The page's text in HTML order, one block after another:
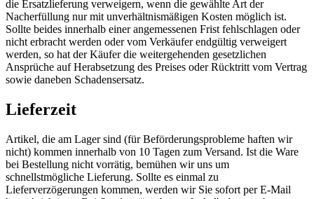
die Ersatzlieferung verweigern, wenn die gewählte Art der
Nacherfüllung nur mit unverhältnismäßigen Kosten möglich ist.
Sollte beides innerhalb einer angemessenen Frist fehlschlagen oder
nicht erbracht werden oder vom Verkäufer endgültig verweigert
werden, so hat der Käufer die weitergehenden gesetzlichen
Ansprüche auf Herabsetzung des Preises oder Rücktritt vom Vertrag
sowie daneben Schadensersatz.
Lieferzeit
Artikel, die am Lager sind (für Beförderungsprobleme haften wir
nicht) kommen innerhalb von 10 Tagen zum Versand. Ist die Ware
bei Bestellung nicht vorrätig, bemühen wir uns um
schnellstmögliche Lieferung. Sollte es einmal zu
Lieferverzögerungen kommen, werden wir Sie sofort per E-Mail